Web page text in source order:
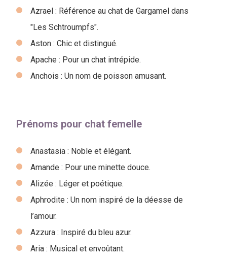
Azrael : Référence au chat de Gargamel dans
"Les Schtroumpfs".
Aston : Chic et distingué.
Apache : Pour un chat intrépide.
Anchois : Un nom de poisson amusant.
Prénoms pour chat femelle
Anastasia : Noble et élégant.
Amande : Pour une minette douce.
Alizée : Léger et poétique.
Aphrodite : Un nom inspiré de la déesse de
l’amour.
Azzura : Inspiré du bleu azur.
Aria : Musical et envoûtant.